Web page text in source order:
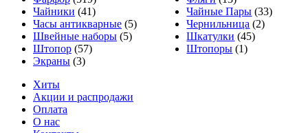
Чайники (41) Чайные Пары (33)
Часы антикварные (5) Чернильница (2)
Швейные наборы (5) Шкатулки (45)
Штопор (57) Штопоры (1)
Экраны (3)
Хиты
Акции и распродажи
Оплата
О нас